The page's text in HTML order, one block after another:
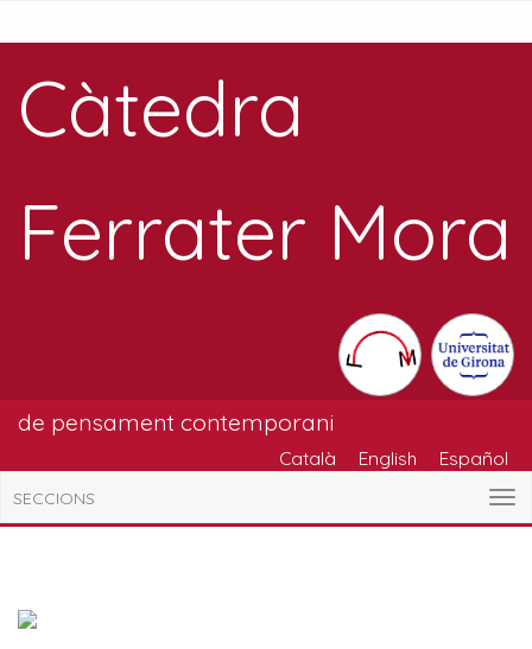
Càtedra
Ferrater Mora
de pensament contemporani
Català English Español
SECCIONS